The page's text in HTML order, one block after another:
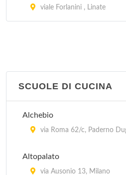
viale Forlanini , Linate
SCUOLE DI CUCINA
Alchebio
via Roma 62/c, Paderno
Altopalato
via Ausonio 13, Milano